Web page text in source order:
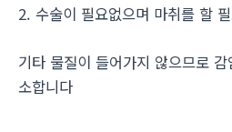
2. 수술이 필요없으며 마취를 할
기타 물질이 들어가지 않으므로
소합니다